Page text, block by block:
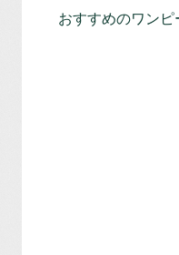
おすすめのワンピ